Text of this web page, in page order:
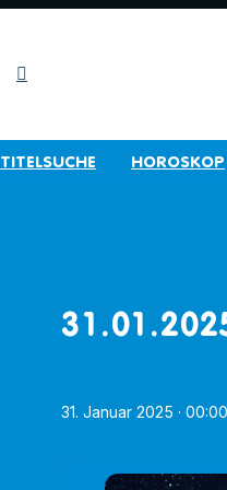
TITELSUCHE HOROSKOP
31. Januar 2025 ·